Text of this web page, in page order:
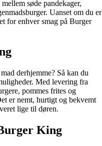
søde pandekager,
Uanset om du er
for enhver smag på Burger
derhjemme? Så kan du
Med levering fra
pommes frites og
er nemt, hurtigt og bekvemt
lige til døren.
King